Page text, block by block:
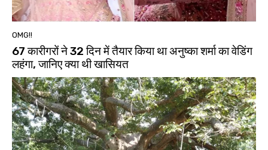
OMG!!
67 कारीगरों ने 32 दिन में तैयार किया था अनुष्का शर्मा का वेडिंग
लहंगा, जानिए क्या थी खासियत